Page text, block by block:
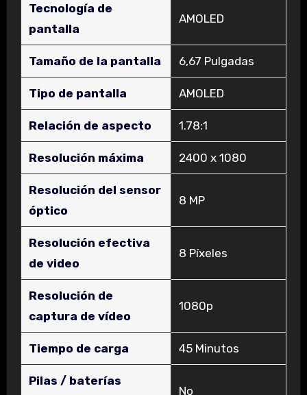
Tecnología de
pantalla
‎AMOLED
Tamaño de la pantalla ‎6,67 Pulgadas
Tipo de pantalla ‎AMOLED
Relación de aspecto ‎1.78:1
Resolución máxima ‎2400 x 1080
Resolución del sensor
óptico
‎8 MP
Resolución efectiva
de video
‎8 Píxeles
Resolución de
captura de vídeo
‎1080p
Tiempo de carga ‎45 Minutos
Pilas / baterías
‎No